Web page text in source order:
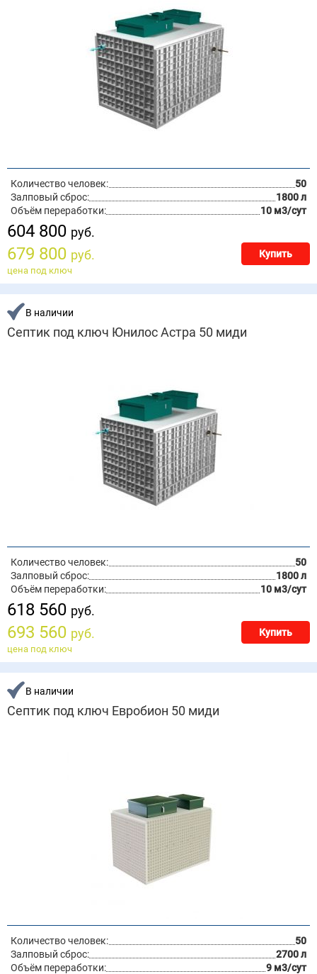
Количество человек:
50
Залповый сброс:
1800 л
Объём переработки:
10 м3/сут
604 800 руб.
679 800 руб. Купить
цена под ключ
В наличии
Септик под ключ Юнилос Астра 50 миди
Количество человек:
50
Залповый сброс:
1800 л
Объём переработки:
10 м3/сут
618 560 руб.
693 560 руб. Купить
цена под ключ
В наличии
Септик под ключ Евробион 50 миди
Количество человек:
50
Залповый сброс:
2700 л
Объём переработки:
9 м3/сут